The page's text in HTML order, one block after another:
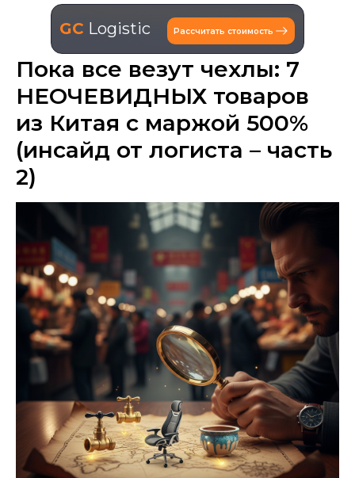
GC Logistic Рассчитать стоимость
Пока все везут чехлы: 7
НЕОЧЕВИДНЫХ товаров
из Китая с маржой 500%
(инсайд от логиста – часть
2)